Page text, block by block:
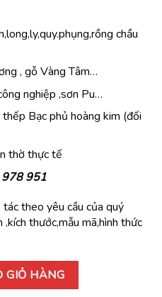
chầu
, gỗ Vàng Tâm…
nghiệp ,sơn Pu…
Bạc phủ hoàng kim (đối
thờ thực tế
978 951
theo yêu cầu của quý
thước,mẫu mã,hình thức
lượng
GIỎ HÀNG